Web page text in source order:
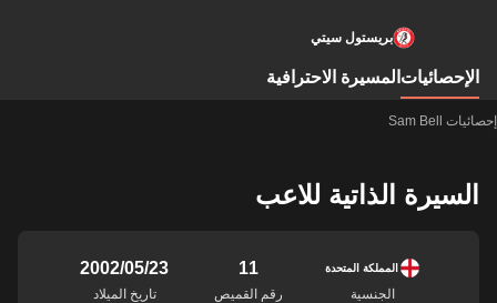
بريستول سيتي
الإحصائيات المسيرة الاحترافية
إحصائيات Sam Bell
السيرة الذاتية للاعب
المملكة المتحدة
الجنسية
11
رقم القميص
23‏/05‏/2002
تاريخ الميلاد